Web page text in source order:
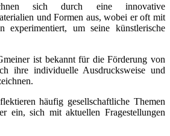
sich durch eine innovative
und Formen aus, wobei er oft mit
experimentiert, um seine künstlerische
ist bekannt für die Förderung von
ihre individuelle Ausdrucksweise und
häufig gesellschaftliche Themen
ein, sich mit aktuellen Fragestellungen